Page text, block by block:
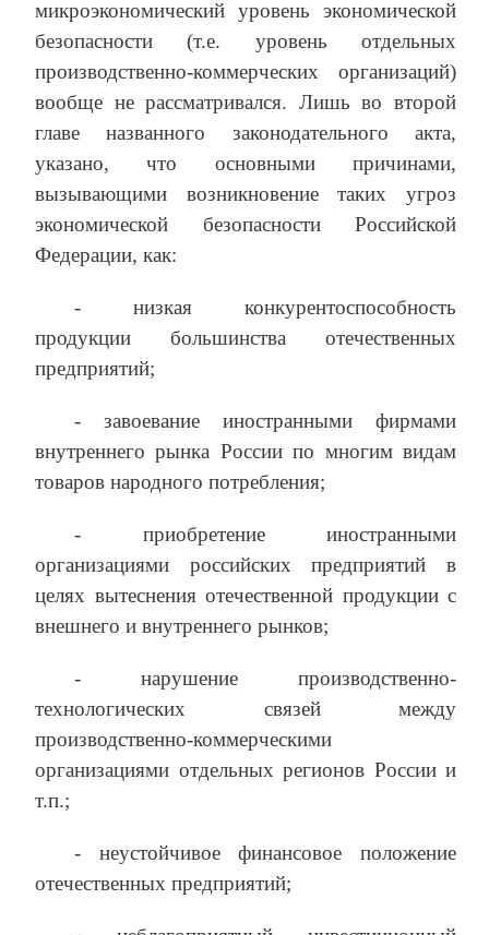
микроэкономический уровень экономической
безопасности (т.е. уровень отдельных
производственно-коммерческих организаций)
вообще не рассматривался. Лишь во второй
главе названного законодательного акта,
указано, что основными причинами,
вызывающими возникновение таких угроз
экономической безопасности Российской
Федерации, как:
‑ низкая конкурентоспособность
продукции большинства отечественных
предприятий;
‑ завоевание иностранными фирмами
внутреннего рынка России по многим видам
товаров народного потребления;
‑ приобретение иностранными
организациями российских предприятий в
целях вытеснения отечественной продукции с
внешнего и внутреннего рынков;
‑ нарушение производственно-
технологических связей между
производственно-коммерческими
организациями отдельных регионов России и
т.п.;
‑ неустойчивое финансовое положение
отечественных предприятий;